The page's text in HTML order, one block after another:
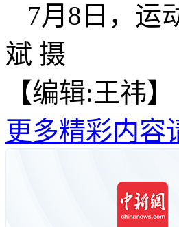
7月8日，运
斌 摄
【编辑:王祎】
更多精彩内容